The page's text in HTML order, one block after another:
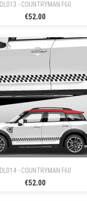
DL013 - COUNTRYMAN F60
€52.00
DL014 - COUNTRYMAN F60
€52.00